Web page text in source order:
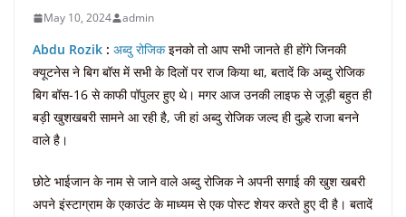
May 10, 2024 admin
Abdu Rozik : अब्दु रोजिकइनको तो आप सभी जानते ही होंगे जिनकी
क्यूटनेस ने बिग बॉस में सभी के दिलों पर राज किया था, बतादें कि अब्दु रोजिक
बिग बॉस-16 से काफी पॉपुलर हुए थे। मगर आज उनकी लाइफ से जूड़ी बहुत ही
बड़ी खुशखबरी सामने आ रही है, जी हां अब्दु रोजिक जल्द ही दुल्हे राजा बनने
वाले है।
छोटे भाईजान के नाम से जाने वाले अब्दु रोजिक ने अपनी सगाई की खुश खबरी
अपने इंस्टाग्राम के एकाउंट के माध्यम से एक पोस्ट शेयर करते हुए दी है। बतादें